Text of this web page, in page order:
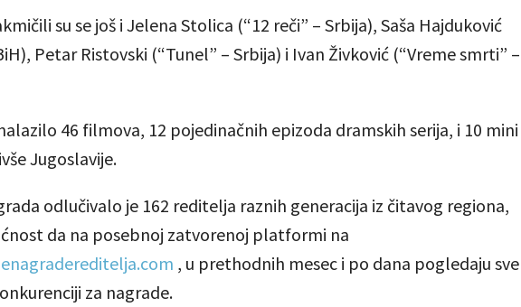
su se još i Jelena Stolica (“12 reči” – Srbija), Saša Hajduković
Petar Ristovski (“Tunel” – Srbija) i Ivan Živković (“Vreme smrti” –
46 filmova, 12 pojedinačnih epizoda dramskih serija, i 10 mini
Jugoslavije.
odlučivalo je 162 reditelja raznih generacija iz čitavog regiona,
da na posebnoj zatvorenoj platformi na
, u prethodnih mesec i po dana pogledaju sve
za nagrade.